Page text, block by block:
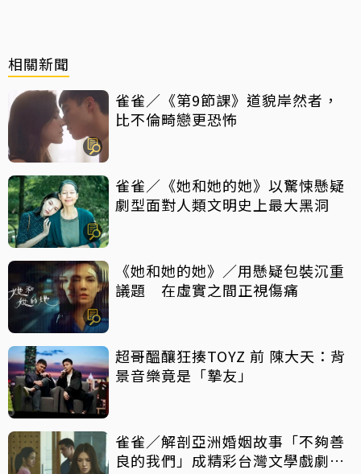
相關新聞
雀雀／《第9節課》道貌岸然者，
比不倫畸戀更恐怖
雀雀／《她和她的她》以驚悚懸疑
劇型面對人類文明史上最大黑洞
《她和她的她》／用懸疑包裝沉重
議題 在虛實之間正視傷痛
超哥醞釀狂揍TOYZ 前 陳大天：背
景音樂竟是「摯友」
雀雀／解剖亞洲婚姻故事「不夠善
良的我們」成精彩台灣文學戲劇作